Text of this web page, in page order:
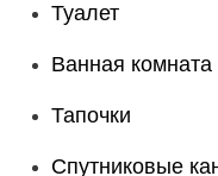
Туалет
Ванная комната
Тапочки
Спутниковые